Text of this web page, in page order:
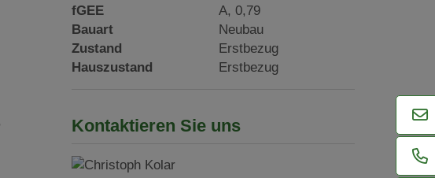
fGEE
A, 0,79
Bauart
Neubau
Zustand
Erstbezug
Hauszustand
Erstbezug
Kontaktieren Sie uns